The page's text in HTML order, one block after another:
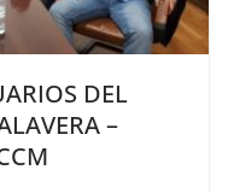
DEL
–